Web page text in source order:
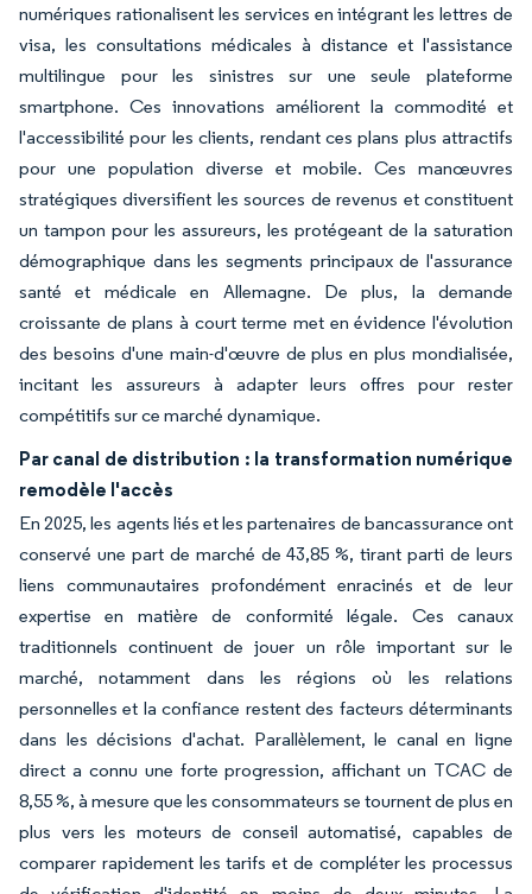
numériques rationalisent les services en intégrant les lettres de
visa, les consultations médicales à distance et l'assistance
multilingue pour les sinistres sur une seule plateforme
smartphone. Ces innovations améliorent la commodité et
l'accessibilité pour les clients, rendant ces plans plus attractifs
pour une population diverse et mobile. Ces manœuvres
stratégiques diversifient les sources de revenus et constituent
un tampon pour les assureurs, les protégeant de la saturation
démographique dans les segments principaux de l'assurance
santé et médicale en Allemagne. De plus, la demande
croissante de plans à court terme met en évidence l'évolution
des besoins d'une main-d'œuvre de plus en plus mondialisée,
incitant les assureurs à adapter leurs offres pour rester
compétitifs sur ce marché dynamique.
Par canal de distribution : la transformation numérique
remodèle l'accès
En 2025, les agents liés et les partenaires de bancassurance ont
conservé une part de marché de 43,85 %, tirant parti de leurs
liens communautaires profondément enracinés et de leur
expertise en matière de conformité légale. Ces canaux
traditionnels continuent de jouer un rôle important sur le
marché, notamment dans les régions où les relations
personnelles et la confiance restent des facteurs déterminants
dans les décisions d'achat. Parallèlement, le canal en ligne
direct a connu une forte progression, affichant un TCAC de
8,55 %, à mesure que les consommateurs se tournent de plus en
plus vers les moteurs de conseil automatisé, capables de
comparer rapidement les tarifs et de compléter les processus